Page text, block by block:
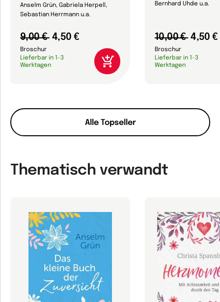
Alle Topseller
Anselm Grün, Gabriela Herpell,
Sebastian Herrmann u.a.
9,00 € 4,50 €
Broschur
Lieferbar in 1-3
Werktagen
Bernhard Uhde u.a.
10,00 € 4,50 €
Broschur
Lieferbar in 1-3
Werktagen
Thematisch verwandt